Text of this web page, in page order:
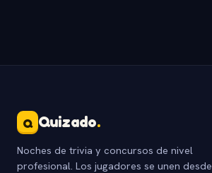
Q Quizado.
Noches de trivia y concursos de nivel
profesional. Los jugadores se unen desde